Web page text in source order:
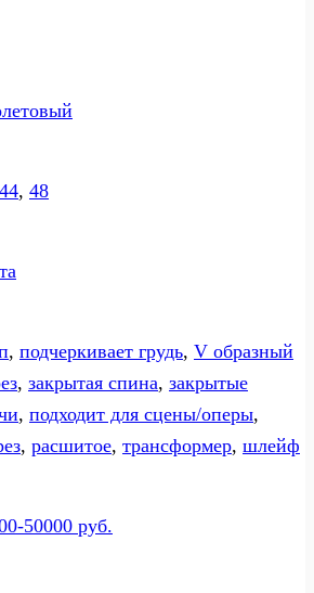
44, 48
, подчеркивает грудь, V образный
, закрытая спина, закрытые
, подходит для сцены/оперы,
, расшитое, трансформер, шлейф
50000 руб.